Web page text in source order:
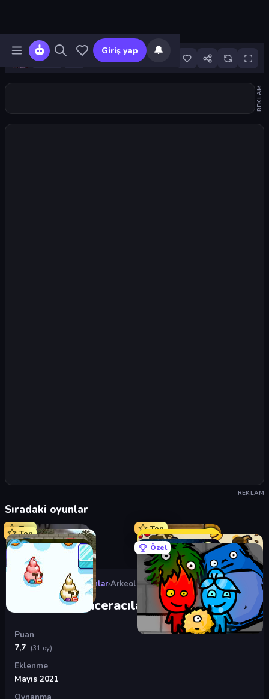
Giriş yap 🔔
24
REKLAM
REKLAM
Sıradaki oyunlar
Top Top
Top
Özel
Oyunlar 2 Kişilik Oyunlar›Arkeolog Maceracılar
Arkeolog Maceracılar
Puan
7,7 (31 oy)
Eklenme
Mayıs 2021